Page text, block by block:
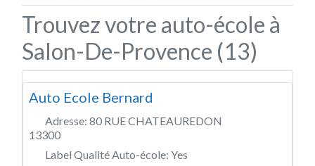
Trouvez votre auto-école à
Salon-De-Provence (13)
Auto Ecole Bernard
Adresse: 80 RUE CHATEAUREDON
13300
Label Qualité Auto-école: Yes